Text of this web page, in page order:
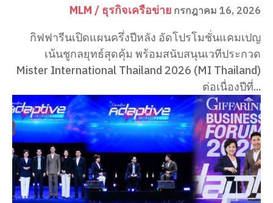
MLM / ธุรกิจเครือข่าย กรกฎาคม 16, 2026
กิฟฟารีนเปิดแผนครึ่งปีหลัง อัดโปรโมชั่นแคมเปญ
เน้นชูกลยุทธ์สุดคุ้ม พร้อมสนับสนุนเวทีประกวด
Mister International Thailand 2026 (MI Thailand)
ต่อเนื่องปีที่...